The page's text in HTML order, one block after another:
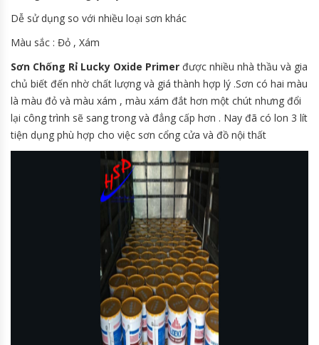
Dễ sử dụng so với nhiều loại sơn khác
Màu sắc : Đỏ , Xám
Sơn Chống Rỉ Lucky Oxide Primer được nhiều nhà thầu và gia
chủ biết đến nhờ chất lượng và giá thành hợp lý .Sơn có hai màu
là màu đỏ và màu xám , màu xám đắt hơn một chút nhưng đổi
lại công trình sẽ sang trong và đẳng cấp hơn . Nay đã có lon 3 lít
tiện dụng phù hợp cho việc sơn cổng cửa và đồ nội thất